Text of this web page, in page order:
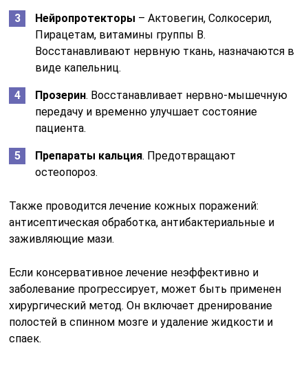
Нейропротекторы – Актовегин, Солкосерил,
Пирацетам, витамины группы В.
Восстанавливают нервную ткань, назначаются в
виде капельниц.
Прозерин. Восстанавливает нервно-мышечную
передачу и временно улучшает состояние
пациента.
Препараты кальция. Предотвращают
остеопороз.
Также проводится лечение кожных поражений:
антисептическая обработка, антибактериальные и
заживляющие мази.
Если консервативное лечение неэффективно и
заболевание прогрессирует, может быть применен
хирургический метод. Он включает дренирование
полостей в спинном мозге и удаление жидкости и
спаек.